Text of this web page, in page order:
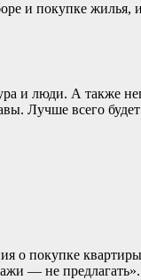
и покупке
и люди. А также
Лучше всего
о покупке
— не предлагать».